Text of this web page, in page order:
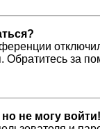
Обратитесь за
не могу войти!